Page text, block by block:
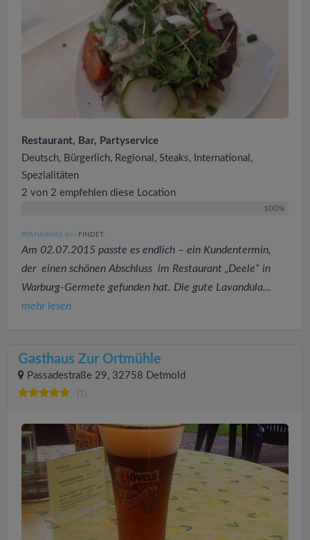
Restaurant, Bar, Partyservice
Deutsch, Bürgerlich, Regional, Steaks, International,
Spezialitäten
2 von 2 empfehlen diese Location
100%
RYANAIR456 (65 ) FINDET:
Am 02.07.2015 passte es endlich – ein Kundentermin,
der einen schönen Abschluss im Restaurant „Deele“ in
Warburg-Germete gefunden hat. Die gute Lavandula...
mehr lesen
Gasthaus Zur Ortmühle
Passadestraße 29, 32758 Detmold
(1)